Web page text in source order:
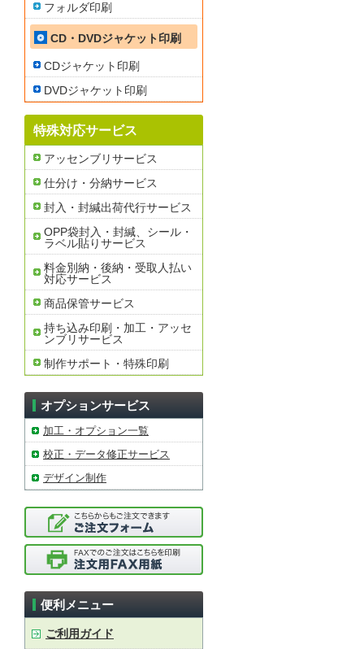
フォルダ印刷
CD・DVDジャケット印刷
CDジャケット印刷
DVDジャケット印刷
特殊対応サービス
アッセンブリサービス
仕分け・分納サービス
封入・封緘出荷代行サービス
OPP袋封入・封緘、シール・
ラベル貼りサービス
料金別納・後納・受取人払い
対応サービス
商品保管サービス
持ち込み印刷・加工・アッセ
ンブリサービス
制作サポート・特殊印刷
オプションサービス
加工・オプション一覧
校正・データ修正サービス
デザイン制作
便利メニュー
ご利用ガイド